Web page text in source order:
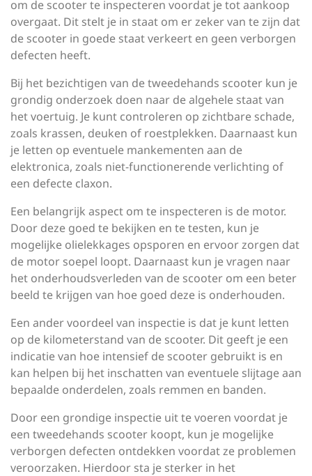
om de scooter te inspecteren voordat je tot aankoop
overgaat. Dit stelt je in staat om er zeker van te zijn dat
de scooter in goede staat verkeert en geen verborgen
defecten heeft.
Bij het bezichtigen van de tweedehands scooter kun je
grondig onderzoek doen naar de algehele staat van
het voertuig. Je kunt controleren op zichtbare schade,
zoals krassen, deuken of roestplekken. Daarnaast kun
je letten op eventuele mankementen aan de
elektronica, zoals niet-functionerende verlichting of
een defecte claxon.
Een belangrijk aspect om te inspecteren is de motor.
Door deze goed te bekijken en te testen, kun je
mogelijke olielekkages opsporen en ervoor zorgen dat
de motor soepel loopt. Daarnaast kun je vragen naar
het onderhoudsverleden van de scooter om een beter
beeld te krijgen van hoe goed deze is onderhouden.
Een ander voordeel van inspectie is dat je kunt letten
op de kilometerstand van de scooter. Dit geeft je een
indicatie van hoe intensief de scooter gebruikt is en
kan helpen bij het inschatten van eventuele slijtage aan
bepaalde onderdelen, zoals remmen en banden.
Door een grondige inspectie uit te voeren voordat je
een tweedehands scooter koopt, kun je mogelijke
verborgen defecten ontdekken voordat ze problemen
veroorzaken. Hierdoor sta je sterker in het